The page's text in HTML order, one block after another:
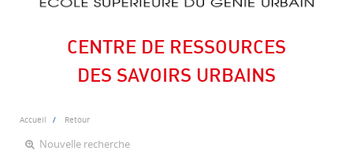
CENTRE DE RESSOURCES
DES SAVOIRS URBAINS
Accueil Retour
Nouvelle recherche